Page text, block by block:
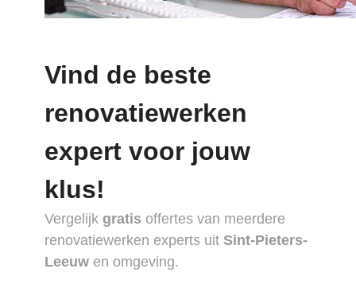
Vind de beste
renovatiewerken
expert voor jouw
klus!
Vergelijk gratis offertes van meerdere
renovatiewerken experts uit Sint-Pieters-
Leeuw en omgeving.